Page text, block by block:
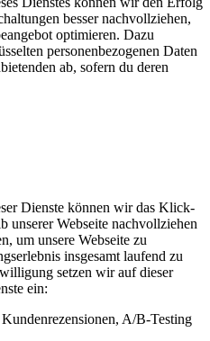
besser nachvollziehen,
optimieren. Dazu
personenbezogenen Daten
ab, sofern du deren
Dienste können wir das Klick-
unserer Webseite nachvollziehen
um unsere Webseite zu
insgesamt laufend zu
setzen wir auf dieser
ein:
A/B-Testing